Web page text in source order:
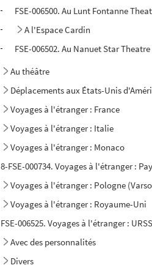
FSE-006500. Au Lunt Fontanne
A l'Espace Cardin
FSE-006502. Au Nanuet Star
Au théâtre
Déplacements aux États-Unis
Voyages à l'étranger : France
Voyages à l'étranger : Italie
Voyages à l'étranger : Monaco
8-FSE-000734. Voyages à l'étranger :
Voyages à l'étranger : Pologne
Voyages à l'étranger : Royaume-Uni
FSE-006525. Voyages à l'étranger :
Avec des personnalités
Divers